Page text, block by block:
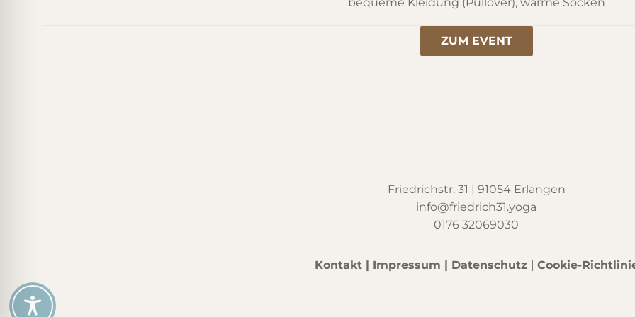
ZUM EVENT
Friedrichstr. 31 | 91054 Erlangen
info@friedrich31.yoga
0176 32069030
Kontakt| Impressum | Datenschutz | Cookie-